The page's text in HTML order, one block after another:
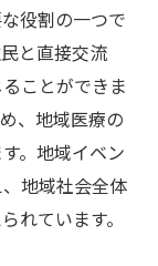
役割の一つで
と直接交流
ことができま
、地域医療の
。地域イベン
地域社会全体
れています。